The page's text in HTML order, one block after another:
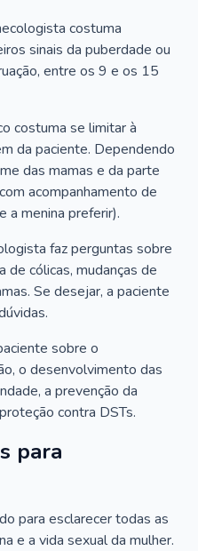
costuma
sinais da puberdade ou
entre os 9 e os 15
costuma se limitar à
da paciente. Dependendo
das mamas e da parte
acompanhamento de
a menina preferir).
faz perguntas sobre
de cólicas, mudanças de
Se desejar, a paciente
sobre o
o desenvolvimento das
a prevenção da
contra DSTs.
para
para esclarecer todas as
e a vida sexual da mulher.